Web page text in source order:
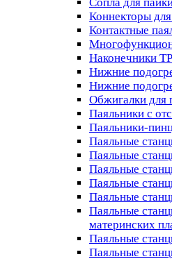
Коннекторы
Контактные
Наконечники
Нижние
Нижние
Обжигалки для
Паяльники с
Паяльники-
Паяльные
Паяльные
Паяльные
Паяльные
Паяльные
Паяльные
материнских
Паяльные
Паяльные